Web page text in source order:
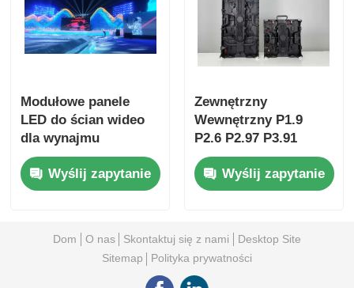
Modułowe panele
LED do ścian wideo
dla wynajmu
scenicznego i tras
koncertowych
Wyślij zapytanie
Zewnętrzny
Wewnętrzny P1.9
P2.6 P2.97 P3.91
Wodoodporna
matryca Media
Wynajem Ekran
Led Ściana Wideo
Wyślij zapytanie
Dom O nas Skontaktuj się z nami
Desktop Site
Sitemap
Polityka prywatności